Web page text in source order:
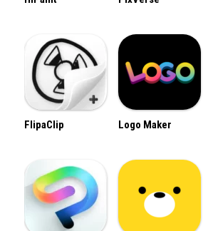
FlipaClip Logo Maker